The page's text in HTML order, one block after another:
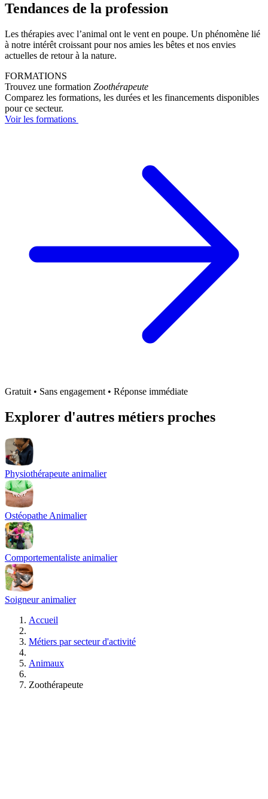
Tendances de la profession
Les thérapies avec l’animal ont le vent en poupe. Un phénomène lié
à notre intérêt croissant pour nos amies les bêtes et nos envies
actuelles de retour à la nature.
FORMATIONS
Trouvez une formation Zoothérapeute
Comparez les formations, les durées et les financements disponibles
pour ce secteur.
Voir les formations
Gratuit • Sans engagement • Réponse immédiate
Explorer d'autres métiers proches
Physiothérapeute animalier
Ostéopathe Animalier
Comportementaliste animalier
Soigneur animalier
Accueil
Métiers par secteur d'activité
Animaux
Zoothérapeute